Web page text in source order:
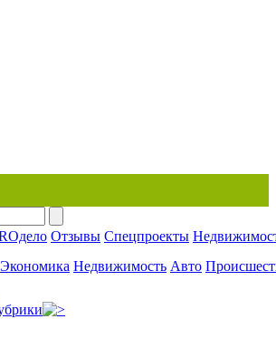
Отзывы Спецпроекты
Экономика Недвижимость Авто